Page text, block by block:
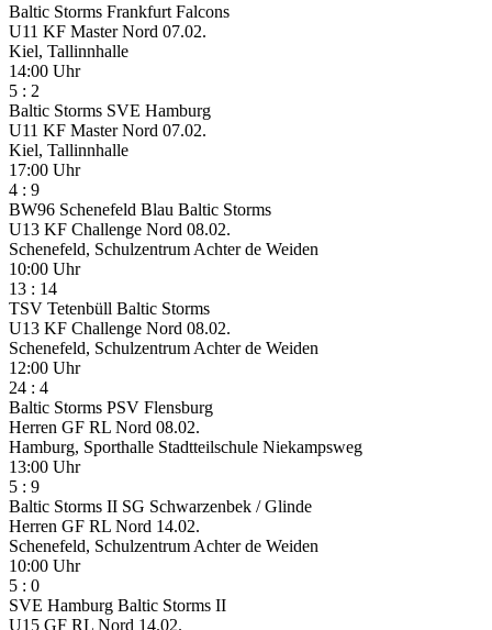
Baltic Storms Frankfurt Falcons
U11 KF Master Nord 07.02.
Kiel, Tallinnhalle
14:00 Uhr
5 : 2
Baltic Storms SVE Hamburg
U11 KF Master Nord 07.02.
Kiel, Tallinnhalle
17:00 Uhr
4 : 9
BW96 Schenefeld Blau Baltic Storms
U13 KF Challenge Nord 08.02.
Schenefeld, Schulzentrum Achter de Weiden
10:00 Uhr
13 : 14
TSV Tetenbüll Baltic Storms
U13 KF Challenge Nord 08.02.
Schenefeld, Schulzentrum Achter de Weiden
12:00 Uhr
24 : 4
Baltic Storms PSV Flensburg
Herren GF RL Nord 08.02.
Hamburg, Sporthalle Stadtteilschule Niekampsweg
13:00 Uhr
5 : 9
Baltic Storms II SG Schwarzenbek / Glinde
Herren GF RL Nord 14.02.
Schenefeld, Schulzentrum Achter de Weiden
10:00 Uhr
5 : 0
SVE Hamburg Baltic Storms II
U15 GF RL Nord 14.02.